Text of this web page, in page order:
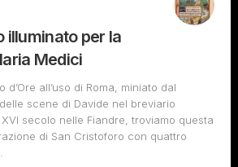
illuminato per la
Medici
d’Ore all’uso di Roma, miniato dal
scene di Davide nel breviario
XVI secolo nelle Fiandre, troviamo questa
di San Cristoforo con quattro